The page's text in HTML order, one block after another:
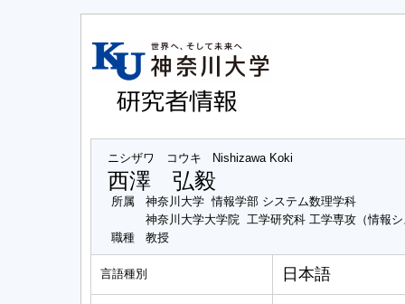
ニシザワ コウキ Nishizawa Koki
西澤 弘毅
所属
神奈川大学 情報学部 システム数理学科
神奈川大学大学院 工学研究科 工学専攻（情報
職種
教授
言語種別 日本語